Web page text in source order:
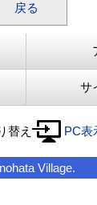
戻る
サ
替え PC表
Village.